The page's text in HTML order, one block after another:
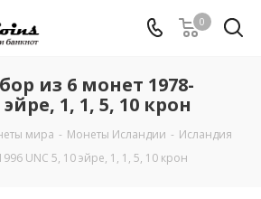
0
из 6 монет 1978-
эйре, 1, 1, 5, 10 крон
мира - Монеты Исландии - Исландия
UNC 5, 10 эйре, 1, 1, 5, 10 крон